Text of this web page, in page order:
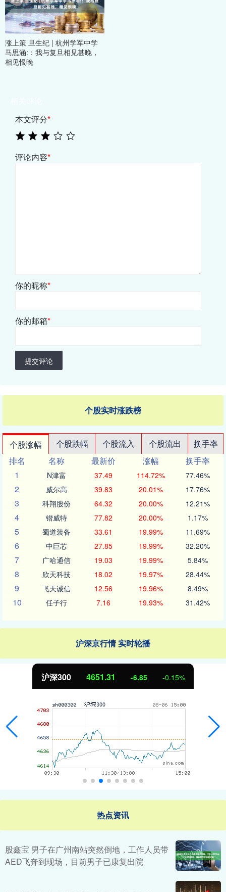
涨上策 旦生纪 | 杭州学军中学
马思涵:：我与复旦相见甚晚，
相见恨晚
本文评分*
评论内容*
你的昵称*
你的邮箱*
提交评论
个股实时涨跌榜
个股涨幅 个股跌幅 个股流入 个股流出
换手率
排名
名称 最新价 涨幅
换手率
1
N津富 37.49 114.72% 77.46%
2 威尔高 39.83 20.01% 17.76%
3 科翔股份 64.32 20.00% 12.21%
4 锴威特 77.82 20.00% 1.17%
5 蜀道装备 33.61 19.99% 11.69%
6 中巨芯 27.85 19.99% 32.20%
7 广哈通信 19.03 19.99% 5.84%
8 欣天科技 18.02 19.97% 28.44%
9 飞天诚信 12.56 19.96% 8.49%
10 任子行 7.16 19.93% 31.42%
沪深京行情 实时轮播
沪深300 4651.31 -6.85 -0.15%
热点资讯
股鑫宝 男子在广州南站突然倒地，工作人员带
AED飞奔到现场，目前男子已康复出院